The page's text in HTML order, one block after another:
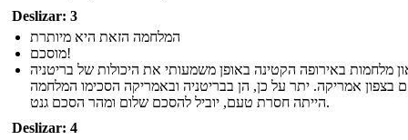
Deslizar: 3
המלחמה הזאת היא מיותרת
מוסכם!
מלחמות באירופה הקטינה באופן משמעותי את היכולות של בריטניה
בצפון אמריקה. יתר על כן, הן בבריטניה ובאמריקה הסכימו המלחמה
הייתה חסרת טעם, יוביל להסכם שלום ומהר הסכם גנט.
Deslizar: 4